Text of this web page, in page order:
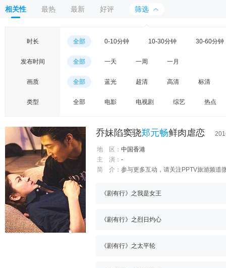
相关性 最热 最新 好评 筛选
时长 全部 0-10分钟 10-30分钟 30-60分钟
发布时间 全部 一天 一周 一月
画质 全部 蓝光 超清 高清 标清
类型 全部 电影 电视剧 综艺 热点
乔妹陷窦骁郑元畅鲜肉虐恋
地 区： 中国香港
主 演： -
简 介： 参与更多互动，请关注PPTV旅游频道
《剧有行》之我是女王
《剧有行》之烈日灼心
《剧有行》之太平轮